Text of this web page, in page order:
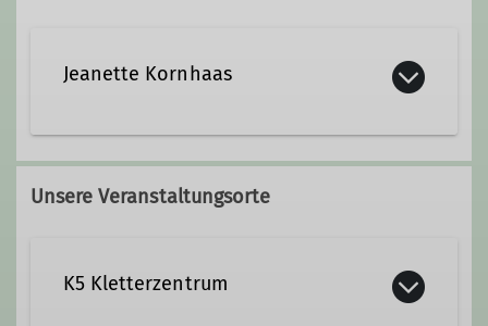
Jeanette Kornhaas
Unsere Veranstaltungsorte
K5 Kletterzentrum